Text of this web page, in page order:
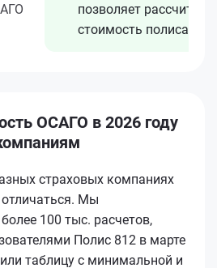
позволяет рассчитать
стоимость полиса
ОСАГО в 2026 году
страховых компаниях
отличаться. Мы
100 тыс. расчетов,
Полис 812 в марте
таблицу с минимальной и